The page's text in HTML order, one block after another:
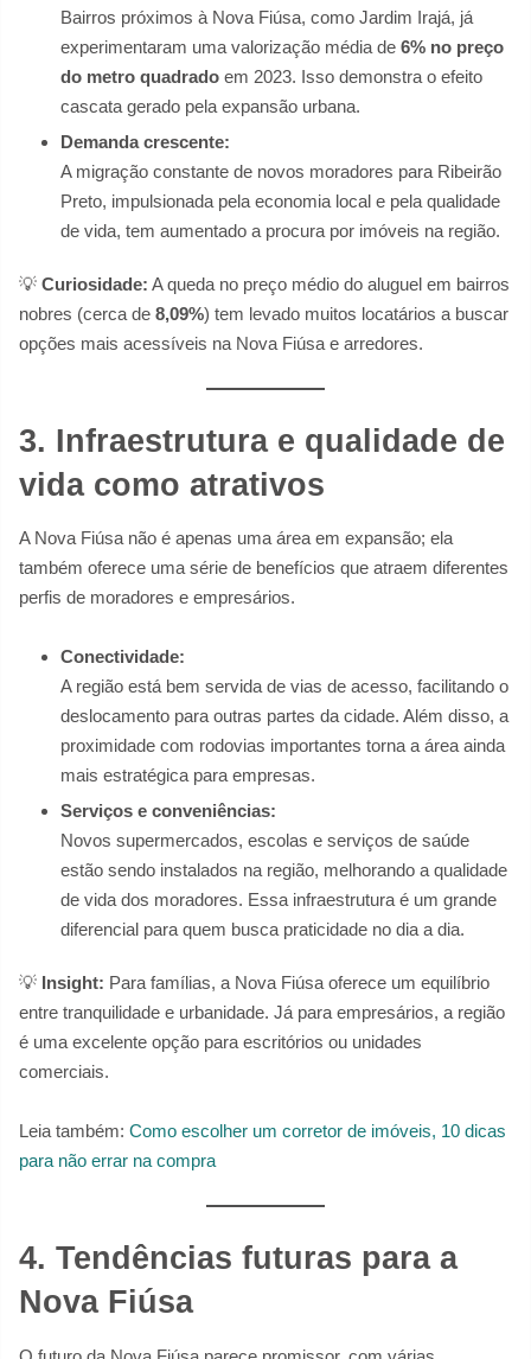
Bairros próximos à Nova Fiúsa, como Jardim Irajá, já
experimentaram uma valorização média de 6% no preço
do metro quadrado em 2023. Isso demonstra o efeito
cascata gerado pela expansão urbana.
Demanda crescente:
A migração constante de novos moradores para Ribeirão
Preto, impulsionada pela economia local e pela qualidade
de vida, tem aumentado a procura por imóveis na região.
💡 Curiosidade: A queda no preço médio do aluguel em bairros
nobres (cerca de 8,09%) tem levado muitos locatários a buscar
opções mais acessíveis na Nova Fiúsa e arredores.
3. Infraestrutura e qualidade de
vida como atrativos
A Nova Fiúsa não é apenas uma área em expansão; ela
também oferece uma série de benefícios que atraem diferentes
perfis de moradores e empresários.
Conectividade:
A região está bem servida de vias de acesso, facilitando o
deslocamento para outras partes da cidade. Além disso, a
proximidade com rodovias importantes torna a área ainda
mais estratégica para empresas.
Serviços e conveniências:
Novos supermercados, escolas e serviços de saúde
estão sendo instalados na região, melhorando a qualidade
de vida dos moradores. Essa infraestrutura é um grande
diferencial para quem busca praticidade no dia a dia.
💡 Insight: Para famílias, a Nova Fiúsa oferece um equilíbrio
entre tranquilidade e urbanidade. Já para empresários, a região
é uma excelente opção para escritórios ou unidades
comerciais.
Leia também: Como escolher um corretor de imóveis, 10 dicas
para não errar na compra
4. Tendências futuras para a
Nova Fiúsa